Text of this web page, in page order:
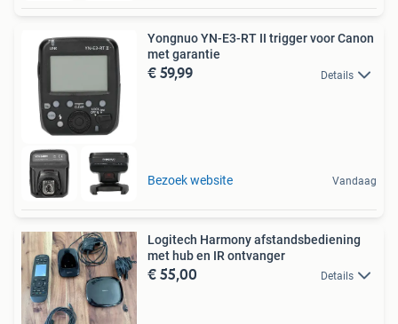
Yongnuo YN-E3-RT II trigger voor Canon
met garantie
€ 59,99 Details
Bezoek website Vandaag
Logitech Harmony afstandsbediening
met hub en IR ontvanger
€ 55,00 Details